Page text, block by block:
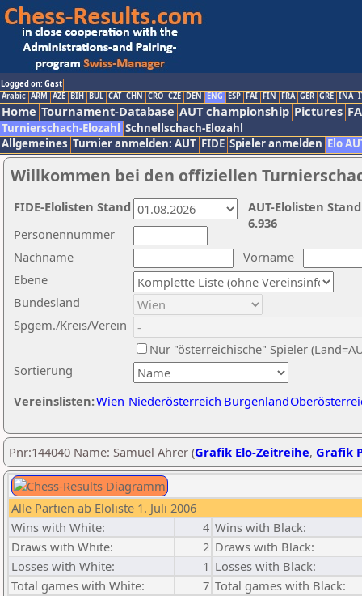
Logged on: Gast
Arabic ARM AZE BIH BUL CAT CHN CRO CZE DEN ENG ESP FAI FIN FRA GER GRE INA
Home Tournament-Database AUT championship Pictures
Turnierschach-Elozahl Schnellschach-Elozahl
Allgemeines Turnier anmelden: AUT FIDE Spieler anmelden Elo
Willkommen bei den offiziellen
Nachname
Vorname
Ebene
Sortierung
Personennummer
Bundesland
Spgem./Kreis/Verein
Nur "österreichische" Spieler
Vereinslisten:Wien Niederösterreich Burgenland
AUT-Elolisten
6.936
FIDE-Elolisten Stand
Pnr:144040 Name: Samuel Ahrer (Grafik Elo-Zeitreihe, Grafik
Alle Partien ab Eloliste 1. Juli 2006
Wins with White:
4 Wins with Black:
Draws with White:
2 Draws with Black:
Losses with White:
1 Losses with Black:
Total games with White:
7 Total games with Black: